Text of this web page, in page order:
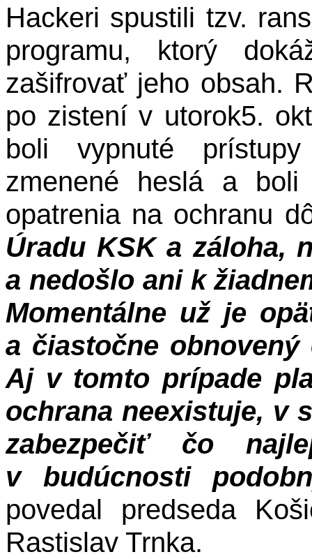
Hackeri spustili tzv.
programu, ktorý
zašifrovať jeho obsah.
po zistení v utorok5.
boli vypnuté
zmenené heslá a boli
opatrenia na ochranu
Úradu KSK a záloha,
a nedošlo ani k
Momentálne už je
a čiastočne
Aj v tomto prípade
ochrana neexistuje, v
zabezpečiť čo
v budúcnosti
povedal predseda
Rastislav Trnka.